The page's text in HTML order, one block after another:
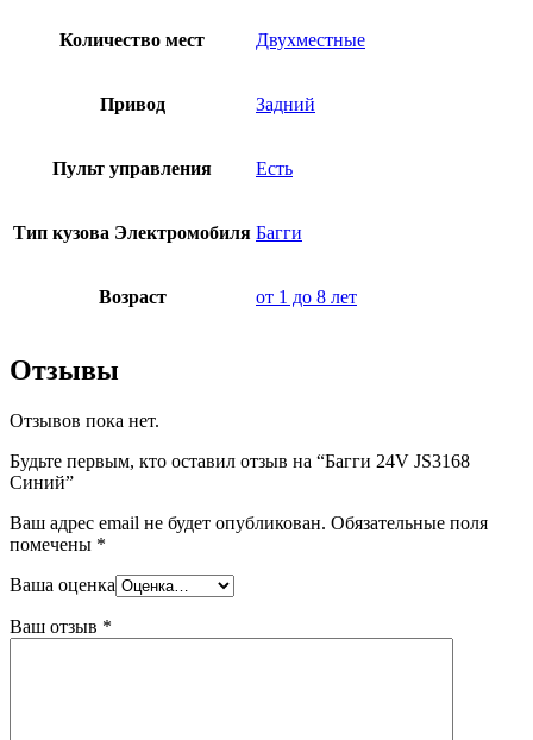
Количество мест Двухместные
Привод Задний
Пульт управления Есть
Тип кузова Электромобиля Багги
Возраст от 1 до 8 лет
Отзывы
Отзывов пока нет.
Будьте первым, кто оставил отзыв на “Багги 24V JS3168
Синий”
Ваш адрес email не будет опубликован. Обязательные поля
помечены *
Ваша оценка
Ваш отзыв *